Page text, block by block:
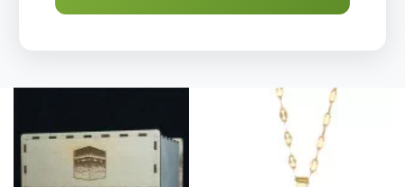
KUNDUR
YELIMI: